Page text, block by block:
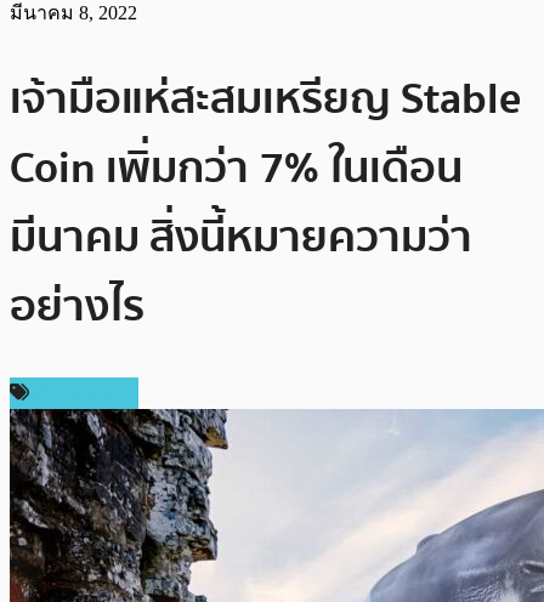
มีนาคม 8, 2022
เจ้ามือแห่สะสมเหรียญ Stable
Coin เพิ่มกว่า 7% ในเดือน
มีนาคม สิ่งนี้หมายความว่า
อย่างไร